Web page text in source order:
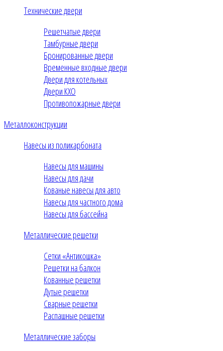
Технические двери
Решетчатые двери
Тамбурные двери
Бронированные двери
Временные входные двери
Двери для котельных
Двери КХО
Противопожарные двери
Металлоконструкции
Навесы из поликарбоната
Навесы для машины
Навесы для дачи
Кованые навесы для авто
Навесы для частного дома
Навесы для бассейна
Металлические решетки
Сетки «Антикошка»
Решетки на балкон
Кованные решетки
Дутые решетки
Сварные решетки
Распашные решетки
Металлические заборы